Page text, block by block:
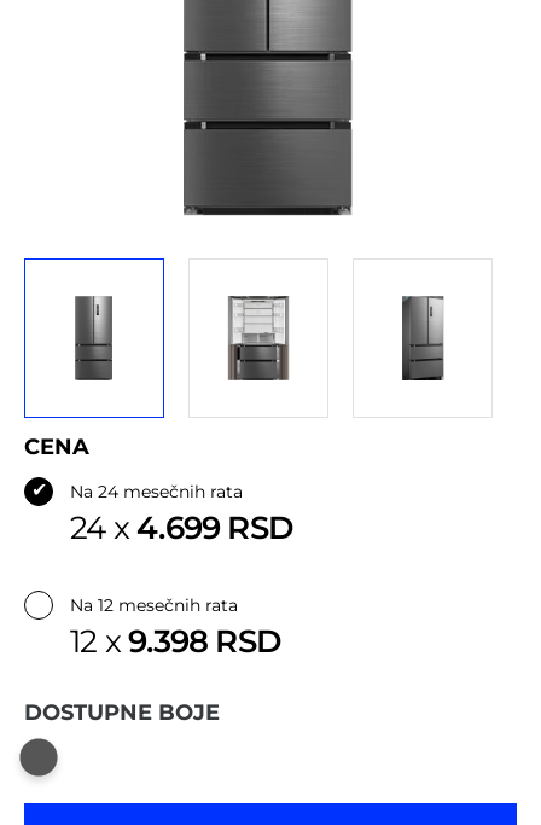
Adresa iz SBB ugovora*
CENA
✔ Na 24 mesečnih rata
24 x4.699 RSD
✔ Na 12 mesečnih rata
12 x9.398 RSD
DOSTUPNE BOJE